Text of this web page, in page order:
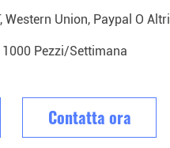
Western Union, Paypal O Altri
1000 Pezzi/settimana
Contatta ora